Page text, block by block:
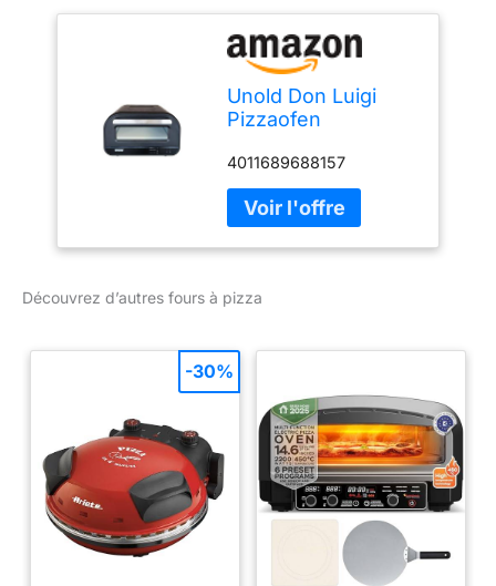
Unold Don Luigi
Pizzaofen
(68815)
4011689688157
Découvrez d’autres fours à pizza
-30%